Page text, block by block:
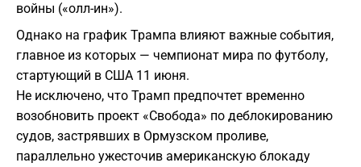
войны («олл-ин»).
Однако на график Трампа влияют важные события,
главное из которых — чемпионат мира по футболу,
стартующий в США 11 июня.
Не исключено, что Трамп предпочтет временно
возобновить проект «Свобода» по деблокированию
судов, застрявших в Ормузском проливе,
параллельно ужесточив американскую блокаду